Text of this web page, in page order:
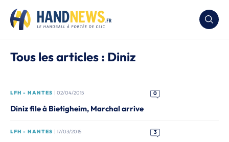
Tous les articles : Diniz
LFH - NANTES | 02/04/2015 0
Diniz file à Bietigheim, Marchal arrive
LFH - NANTES | 17/03/2015 3